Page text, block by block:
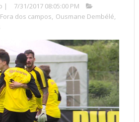
|
7/31/2017 08:05:00 PM
Fora dos campos, Ousmane Dembélé,